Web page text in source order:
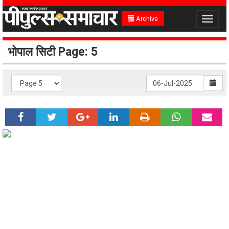
Archive
Toggle
भोपाल सिटी Page: 5